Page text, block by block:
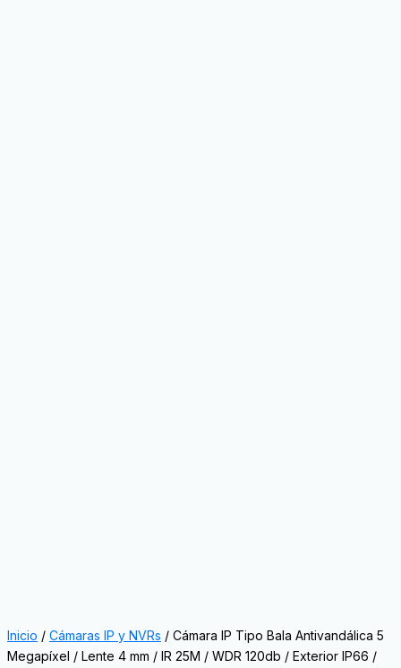
Inicio / Cámaras IP y NVRs / Cámara IP Tipo Bala Antivandálica 5
Megapíxel / Lente 4 mm / IR 25M / WDR 120db / Exterior IP66 /